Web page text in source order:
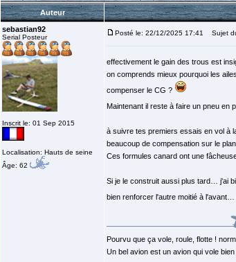
Auteur
sebastian92
Serial Posteur
Inscrit le: 01 Sep 2015
Localisation: Hauts de seine
Âge: 62
Posté le: 22/12/2025 17:41 Sujet
effectivement le gain des trous est
on comprends mieux pourquoi les
compenser le CG ?
Maintenant il reste à faire un pneu en
à suivre tes premiers essais en vol à
beaucoup de compensation sur le
Ces formules canard ont une
Si je le construit aussi plus tard… j'ai
bien renforcer l'autre moitié à
Pourvu que ça vole, roule, flotte !
Un bel avion est un avion qui vole